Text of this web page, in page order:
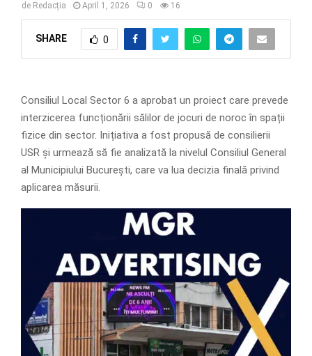
de Redacția April 1, 2026 0 16
SHARE 0
Consiliul Local Sector 6 a aprobat un proiect care prevede
interzicerea funcționării sălilor de jocuri de noroc în spații
fizice din sector. Inițiativa a fost propusă de consilierii
USR și urmează să fie analizată la nivelul Consiliul General
al Municipiului București, care va lua decizia finală privind
aplicarea măsurii.